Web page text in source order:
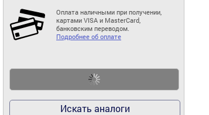
Оплата наличными при получении,
картами VISA и MasterCard,
банковским переводом.
Подробнее об оплате
Искать аналоги